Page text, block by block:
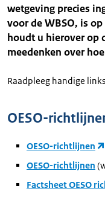
wetgeving precies
voor de WBSO, is
houdt u hierover op
meedenken over
Raadpleeg handige
OESO-
OESO-richtlijnen
OESO-richtlijnen
Factsheet OESO